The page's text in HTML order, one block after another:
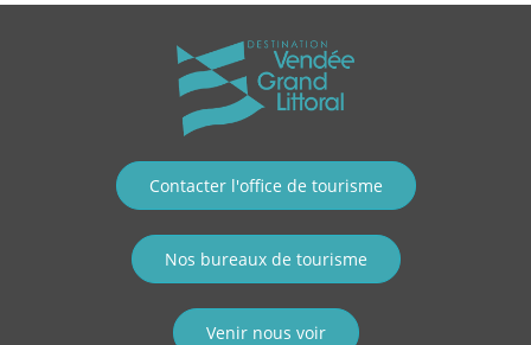
Contacter l'office de tourisme
Nos bureaux de tourisme
Venir nous voir